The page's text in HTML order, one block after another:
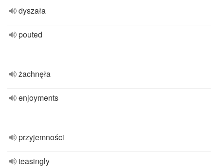
dyszała
pouted
żachnęła
enjoyments
przyjemności
teasingly